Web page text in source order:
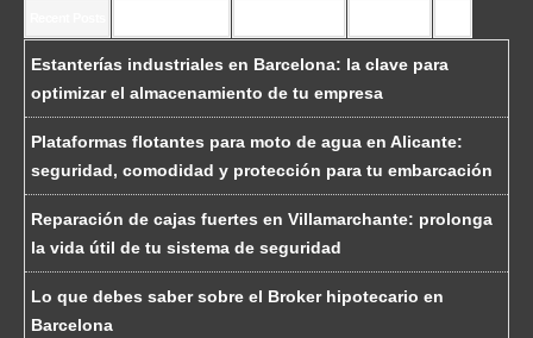
Estanterías industriales en Barcelona: la clave para
optimizar el almacenamiento de tu empresa
Plataformas flotantes para moto de agua en Alicante:
seguridad, comodidad y protección para tu embarcación
Reparación de cajas fuertes en Villamarchante: prolonga
la vida útil de tu sistema de seguridad
Lo que debes saber sobre el Broker hipotecario en
Barcelona